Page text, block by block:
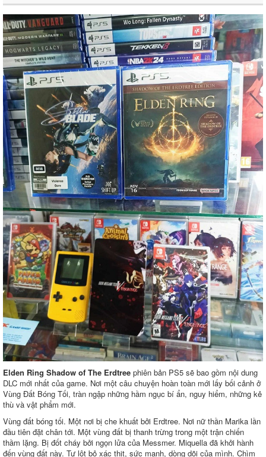
Elden Ring Shadow of The Erdtree phiên bản PS5 sẽ bao gồm nội dung
DLC mới nhất của game. Nơi một câu chuyện hoàn toàn mới lấy bối cảnh ở
Vùng Đất Bóng Tối, tràn ngập những hầm ngục bí ẩn, nguy hiểm, những kẻ
thù và vật phẩm mới.
Vùng đất bóng tối. Một nơi bị che khuất bởi Erdtree. Nơi nữ thần Marika lần
đầu tiên đặt chân tới. Một vùng đất bị thanh trừng trong một trận chiến
thầm lặng. Bị đốt cháy bởi ngọn lửa của Messmer. Miquella đã khởi hành
đến vùng đất này. Tự lột bỏ xác thịt, sức mạnh, dòng dõi của mình. Chìm